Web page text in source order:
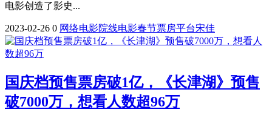
电影创造了影史...
2023-02-26 0 网络电影院线电影春节票房平台宋佳
国庆档预售票房破1亿，《长津湖》预售
破7000万，想看人数超96万